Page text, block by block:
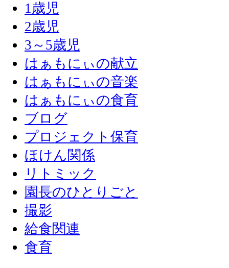
1歳児
2歳児
3～5歳児
はぁもにぃの献立
はぁもにぃの音楽
はぁもにぃの食育
ブログ
プロジェクト保育
ほけん関係
リトミック
園長のひとりごと
撮影
給食関連
食育